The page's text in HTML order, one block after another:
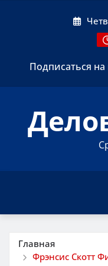
Подписаться на
Главная
Фрэнсис Скотт